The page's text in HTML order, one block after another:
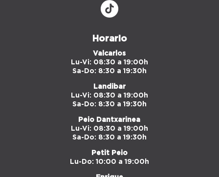
Horario
Valcarlos
Lu-Vi: 08:30 a 19:00h
Sa-Do: 8:30 a 19:30h
Landibar
Lu-Vi: 08:30 a 19:00h
Sa-Do: 8:30 a 19:30h
Peio Dantxarinea
Lu-Vi: 08:30 a 19:00h
Sa-Do: 8:30 a 19:30h
Petit Peio
Lu-Do: 10:00 a 19:00h